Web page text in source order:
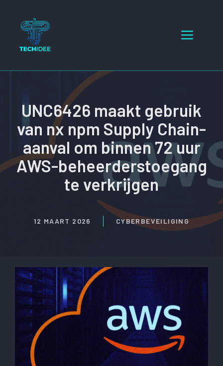
inhoud
Menu
UNC6426 maakt gebruik
van nx npm Supply Chain-
aanval om binnen 72 uur
AWS-beheerderstoegang
te verkrijgen
12 MAART 2026 CYBERBEVEILIGING